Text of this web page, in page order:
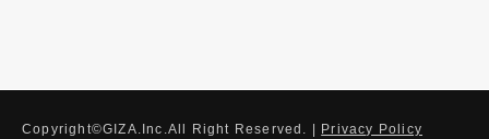
Copyright©GIZA.Inc.All Right Reserved. | Privacy Policy